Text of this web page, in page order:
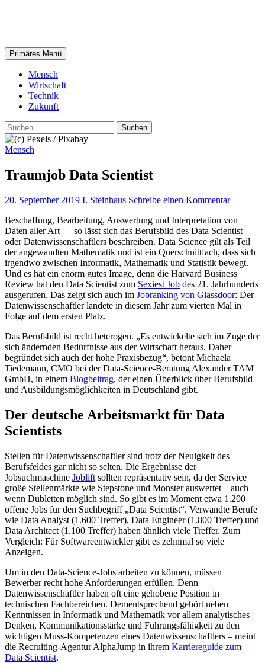
Suchen
Primäres Menü
Mensch
Wirtschaft
Technik
Zukunft
Suchen
nach:
Mensch
Traumjob Data Scientist
20. September 2019 I. Steinhaus Schreibe einen Kommentar
Beschaffung, Bearbeitung, Auswertung und Interpretation von
Daten aller Art — so lässt sich das Berufsbild des Data Scientist
oder Datenwissenschaftlers beschreiben. Data Science gilt als Teil
der angewandten Mathematik und ist ein Querschnittfach, dass sich
irgendwo zwischen Informatik, Mathematik und Statistik bewegt.
Und es hat ein enorm gutes Image, denn die Harvard Business
Review hat den Data Scientist zum Sexiest Job des 21. Jahrhunderts
ausgerufen. Das zeigt sich auch im Jobranking von Glassdoor: Der
Datenwissenschaftler landete in diesem Jahr zum vierten Mal in
Folge auf dem ersten Platz.
Das Berufsbild ist recht heterogen. „Es entwickelte sich im Zuge der
sich ändernden Bedürfnisse aus der Wirtschaft heraus. Daher
begründet sich auch der hohe Praxisbezug“, betont Michaela
Tiedemann, CMO bei der Data-Science-Beratung Alexander TAM
GmbH, in einem Blogbeitrag, der einen Überblick über Berufsbild
und Ausbildungsmöglichkeiten in Deutschland gibt.
Der deutsche Arbeitsmarkt für Data
Scientists
Stellen für Datenwissenschaftler sind trotz der Neuigkeit des
Berufsfeldes gar nicht so selten. Die Ergebnisse der
Jobsuchmaschine Joblift sollten repräsentativ sein, da der Service
große Stellenmärkte wie Stepstone und Monster auswertet – auch
wenn Dubletten möglich sind. So gibt es im Moment etwa 1.200
offene Jobs für den Suchbegriff „Data Scientist“. Verwandte Berufe
wie Data Analyst (1.600 Treffer), Data Engineer (1.800 Treffer) und
Data Architect (1.100 Treffer) haben ähnlich viele Treffer. Zum
Vergleich: Für Softwareentwickler gibt es zehnmal so viele
Anzeigen.
Um in den Data-Science-Jobs arbeiten zu können, müssen
Bewerber recht hohe Anforderungen erfüllen. Denn
Datenwissenschaftler haben oft eine gehobene Position in
technischen Fachbereichen. Dementsprechend gehört neben
Kenntnissen in Informatik und Mathematik vor allem analytisches
Denken, Kommunikationsstärke und Führungsfähigkeit zu den
wichtigen Muss-Kompetenzen eines Datenwissenschaftlers – meint
die Recruiting-Agentur AlphaJump in ihrem Karriereguide zum
Data Scientist.